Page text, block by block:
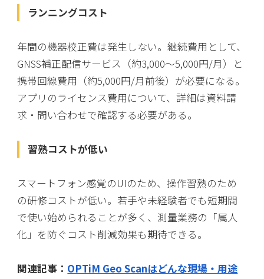
ランニングコスト
年間の機器校正費は発生しない。継続費用として、
GNSS補正配信サービス（約3,000〜5,000円/月）と
携帯回線費用（約5,000円/月前後）が必要になる。
アプリのライセンス費用について、詳細は資料請
求・問い合わせで確認する必要がある。
習熟コストが低い
スマートフォン感覚のUIのため、操作習熟のため
の研修コストが低い。若手や未経験者でも短期間
で使い始められることが多く、測量業務の「属人
化」を防ぐコスト削減効果も期待できる。
関連記事： OPTiM Geo Scanはどんな現場・用途